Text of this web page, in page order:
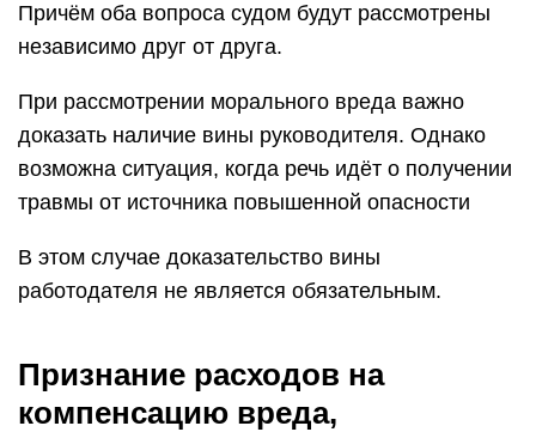
Причём оба вопроса судом будут рассмотрены
независимо друг от друга.
При рассмотрении морального вреда важно
доказать наличие вины руководителя. Однако
возможна ситуация, когда речь идёт о получении
травмы от источника повышенной опасности
В этом случае доказательство вины
работодателя не является обязательным.
Признание расходов на
компенсацию вреда,